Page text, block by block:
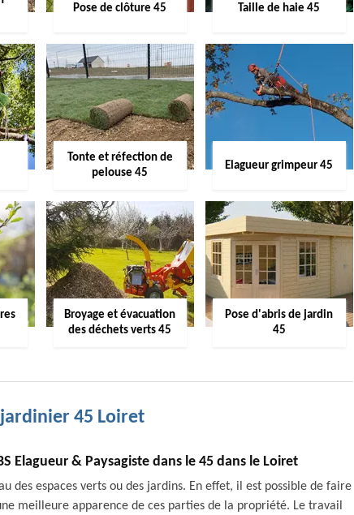
Pose de clôture 45 Taille de haie 45
Tonte et réfection de
pelouse 45
Elagueur grimpeur 45
Broyage et évacuation
des déchets verts 45
Pose d'abris de jardin
45
45 Loiret
Elagueur & Paysagiste dans le 45 dans le Loiret
des espaces verts ou des jardins. En effet, il est possible de faire
meilleure apparence de ces parties de la propriété. Le travail